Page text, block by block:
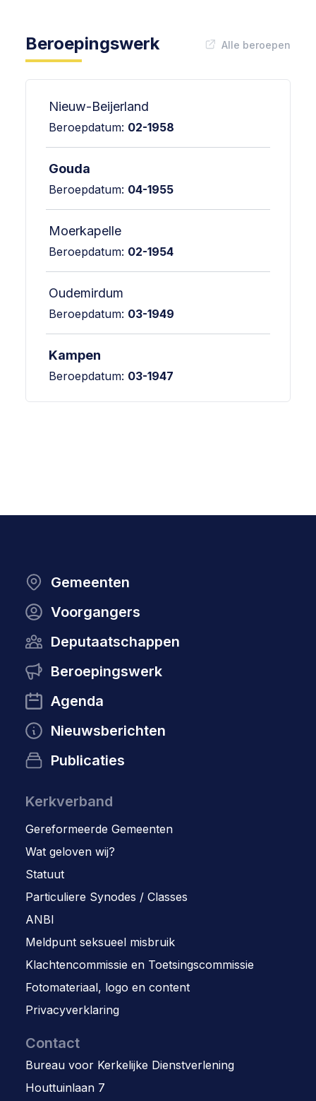
Beroepingswerk Alle beroepen
Nieuw-Beijerland
Beroepdatum: 02-1958
Gouda
Beroepdatum: 04-1955
Moerkapelle
Beroepdatum: 02-1954
Oudemirdum
Beroepdatum: 03-1949
Kampen
Beroepdatum: 03-1947
Gemeenten
Voorgangers
Deputaatschappen
Beroepingswerk
Agenda
Nieuwsberichten
Publicaties
Kerkverband
Gereformeerde Gemeenten
Wat geloven wij?
Statuut
Particuliere Synodes / Classes
ANBI
Meldpunt seksueel misbruik
Klachtencommissie en Toetsingscommissie
Fotomateriaal, logo en content
Privacyverklaring
Contact
Bureau voor Kerkelijke Dienstverlening
Houttuinlaan 7